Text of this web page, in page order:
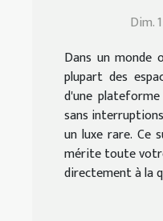
elle votre
Dim.
Dans un monde
plupart des
d'une
sans
un luxe rare. Ce
mérite toute
directement à la